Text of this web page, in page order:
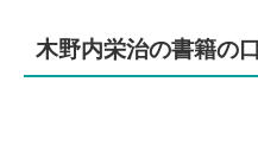
木野内栄治の書籍の